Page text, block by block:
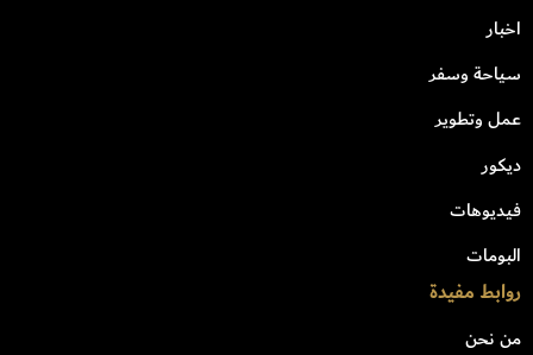
اخبار
سياحة وسفر
عمل وتطوير
ديكور
فيديوهات
البومات
روابط مفيدة
من نحن